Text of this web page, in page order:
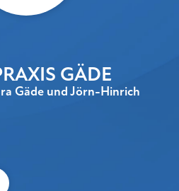
GÄDE
Gäde und Jörn-Hinrich